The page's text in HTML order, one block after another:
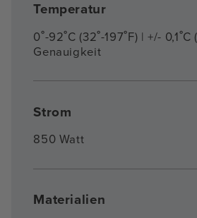
Temperatur
0˚-92˚C (32˚-197˚F) | +/- 0,1˚C
Genauigkeit
Strom
850 Watt
Materialien